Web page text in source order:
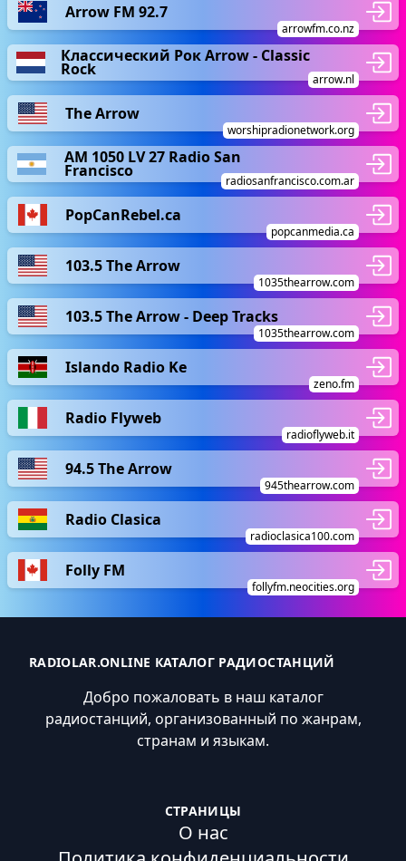
Arrow FM 92.7
arrowfm.co.nz
Классический Рок Arrow - Classic
Rock
arrow.nl
The Arrow
worshipradionetwork.org
AM 1050 LV 27 Radio San
Francisco
radiosanfrancisco.com.ar
PopCanRebel.ca
popcanmedia.ca
103.5 The Arrow
1035thearrow.com
103.5 The Arrow - Deep Tracks
1035thearrow.com
Islando Radio Ke
zeno.fm
Radio Flyweb
radioflyweb.it
94.5 The Arrow
945thearrow.com
Radio Clasica
radioclasica100.com
Folly FM
follyfm.neocities.org
RADIOLAR.ONLINE КАТАЛОГ РАДИОСТАНЦИЙ
Добро пожаловать в наш каталог
радиостанций, организованный по жанрам,
странам и языкам.
СТРАНИЦЫ
О нас